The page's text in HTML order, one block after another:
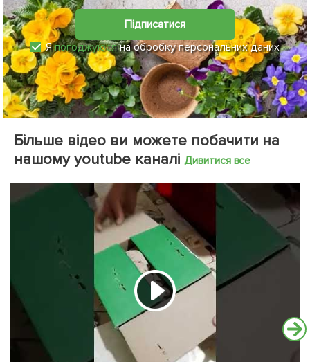
Підписатися
Япогоджуюсяна обробку персональних даних
Більше відео ви можете побачити на
нашому youtube каналі Дивитися все